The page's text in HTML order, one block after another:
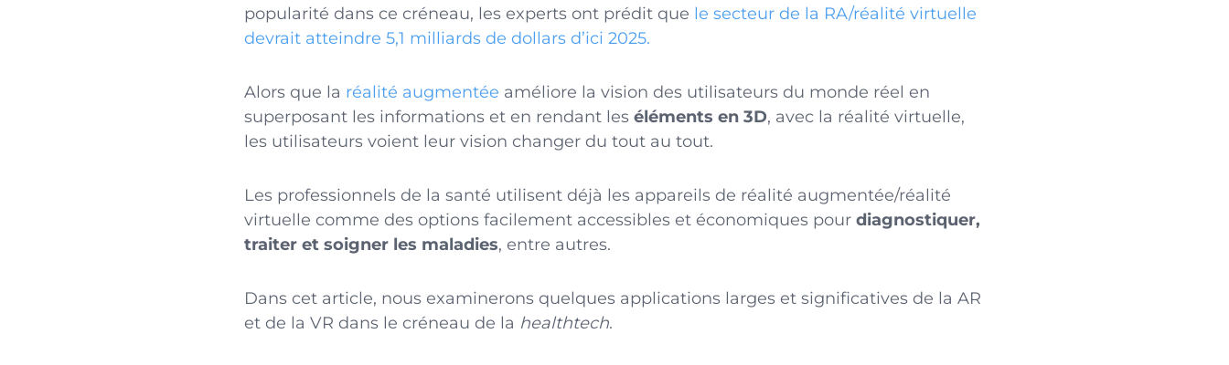
popularité dans ce créneau, les experts ont prédit que le secteur de la RA/réalité virtuelle
devrait atteindre 5,1 milliards de dollars d’ici 2025.
Alors que la réalité augmentée améliore la vision des utilisateurs du monde réel en
superposant les informations et en rendant les éléments en 3D, avec la réalité virtuelle,
les utilisateurs voient leur vision changer du tout au tout.
Les professionnels de la santé utilisent déjà les appareils de réalité augmentée/réalité
virtuelle comme des options facilement accessibles et économiques pour diagnostiquer,
traiter et soigner les maladies, entre autres.
Dans cet article, nous examinerons quelques applications larges et significatives de la AR
et de la VR dans le créneau de la healthtech.